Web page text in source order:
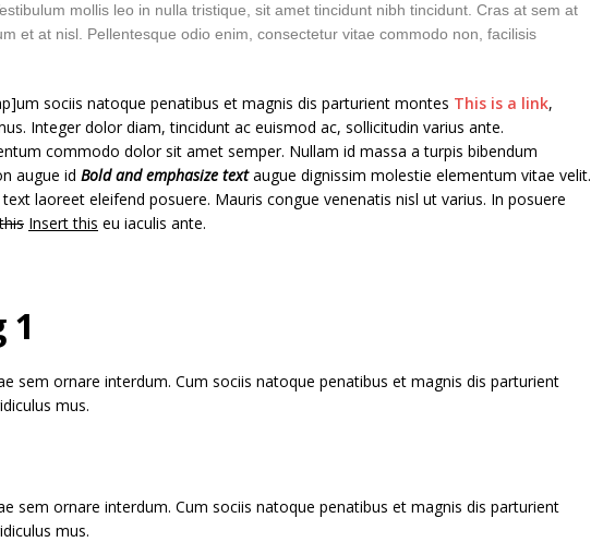
mollis leo in nulla tristique, sit amet tincidunt nibh tincidunt. Cras at sem at
et at nisl. Pellentesque odio enim, consectetur vitae commodo non, facilisis
sociis natoque penatibus et magnis dis parturient montes This is a link,
Integer dolor diam, tincidunt ac euismod ac, sollicitudin varius ante.
commodo dolor sit amet semper. Nullam id massa a turpis bibendum
augue id Bold and emphasize textaugue dignissim molestie elementum vitae velit.
laoreet eleifend posuere. Mauris congue venenatis nisl ut varius. In posuere
Insert this eu iaculis ante.
1
sem ornare interdum. Cum sociis natoque penatibus et magnis dis parturient
mus.
sem ornare interdum. Cum sociis natoque penatibus et magnis dis parturient
mus.